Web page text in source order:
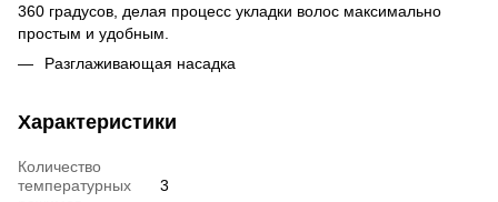
360 градусов, делая процесс укладки волос максимально
простым и удобным.
Разглаживающая насадка
Характеристики
Количество
температурных
3